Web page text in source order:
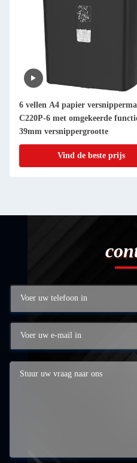
6 vellen A4 papier
C220P-6 met omgekeerde
39mm versnippergrootte
Vind de beste prijs